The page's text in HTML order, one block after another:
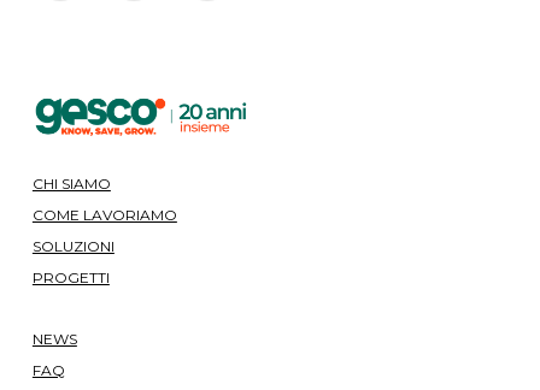
CHI SIAMO
COME LAVORIAMO
SOLUZIONI
PROGETTI
NEWS
FAQ